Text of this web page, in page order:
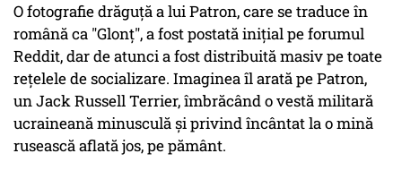
O fotografie drăguță a lui Patron, care se traduce în
română ca "Glonț", a fost postată inițial pe forumul
Reddit, dar de atunci a fost distribuită masiv pe toate
rețelele de socializare. Imaginea îl arată pe Patron,
un Jack Russell Terrier, îmbrăcând o vestă militară
ucraineană minusculă și privind încântat la o mină
rusească aflată jos, pe pământ.